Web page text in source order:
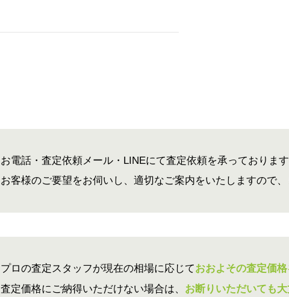
お電話・査定依頼メール・LINEにて査定依頼を承っております
お客様のご要望をお伺いし、適切なご案内をいたしますので、
プロの査定スタッフが現在の相場に応じておおよその査定価
査定価格にご納得いただけない場合は、 お断りいただいても大